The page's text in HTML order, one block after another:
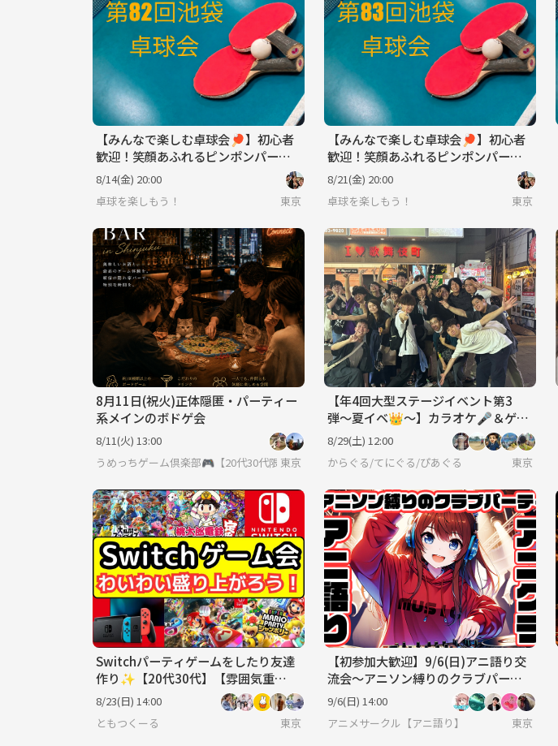
【みんなで楽しむ卓球会🏓】初心者
歓迎！笑顔あふれるピンポンパーテ
ィー
8/14(金) 20:00
卓球を楽しもう！
東京
【みんなで楽しむ卓球会🏓】初心者
歓迎！笑顔あふれるピンポンパーテ
ィー
8/21(金) 20:00
卓球を楽しもう！
東京
8月11日(祝火)正体隠匿・パーティー
系メインのボドゲ会
8/11(火) 13:00
うめっちゲーム倶楽部🎮【20代30代限定】
東京
【年4回大型ステージイベント第3
弾〜夏イベ👑〜】カラオケ🎤＆ゲー
ム🎮＆パーティ🎊
8/29(土) 12:00
からぐる/てにぐる/ぴあぐる
東京
Switchパーティゲームをしたり友達
作り✨️【20代30代】【雰囲気重
視‼️】
8/23(日) 14:00
ともつくーる
東京
【初参加大歓迎】9/6(日)アニ語り交
流会～アニソン縛りのクラブパーテ
ィ～ 【アニクラ】
9/6(日) 14:00
アニメサークル【アニ語り】
東京